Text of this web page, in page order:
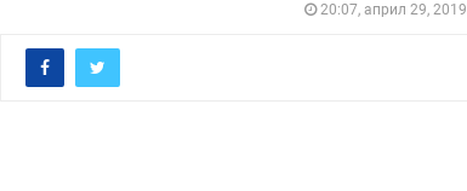
20:07, април 29, 2019